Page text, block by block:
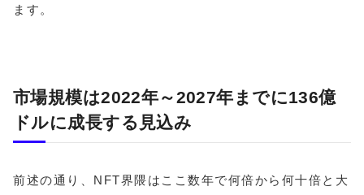
ます。
市場規模は2022年～2027年までに136億
ドルに成長する見込み
前述の通り、NFT界隈はここ数年で何倍から何十倍と大